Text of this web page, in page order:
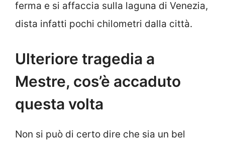
ferma e si affaccia sulla laguna di Venezia,
dista infatti pochi chilometri dalla città.
Ulteriore tragedia a
Mestre, cos’è accaduto
questa volta
Non si può di certo dire che sia un bel